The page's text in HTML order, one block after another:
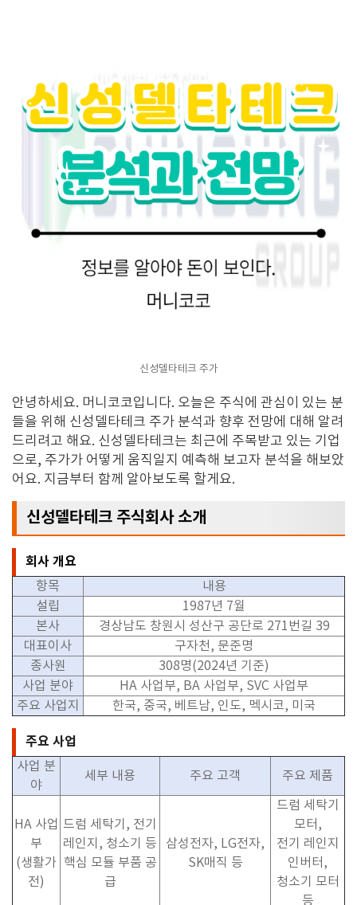
신성델타테크 주가
안녕하세요. 머니코코입니다. 오늘은 주식에 관심이 있는 분
들을 위해 신성델타테크 주가 분석과 향후 전망에 대해 알려
드리려고 해요. 신성델타테크는 최근에 주목받고 있는 기업
으로, 주가가 어떻게 움직일지 예측해 보고자 분석을 해보았
어요. 지금부터 함께 알아보도록 할게요.
신성델타테크 주식회사 소개
회사 개요
항목
내용
설립
1987년 7월
본사
경상남도 창원시 성산구 공단로 271번길 39
대표이사
구자천, 문준명
종사원
308명(2024년 기준)
사업 분야
HA 사업부, BA 사업부, SVC 사업부
주요 사업지
한국, 중국, 베트남, 인도, 멕시코, 미국
주요 사업
사업 분
야
세부 내용 주요 고객 주요 제품
HA 사업
부
(생활가
전)
드럼 세탁기 , 전기
레인지 , 청소기 등
핵심 모듈 부품 공
급
삼성전자, LG전자,
SK매직 등
드럼 세탁기
모터 ,
전기 레인지
인버터 ,
청소기 모터
등